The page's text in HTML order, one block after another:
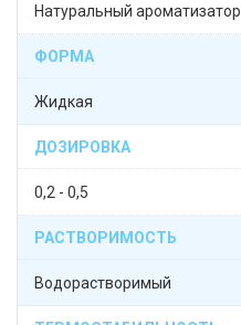
Натуральный ароматизатор
ФОРМА
Жидкая
ДОЗИРОВКА
0,2 - 0,5
РАСТВОРИМОСТЬ
Водорастворимый